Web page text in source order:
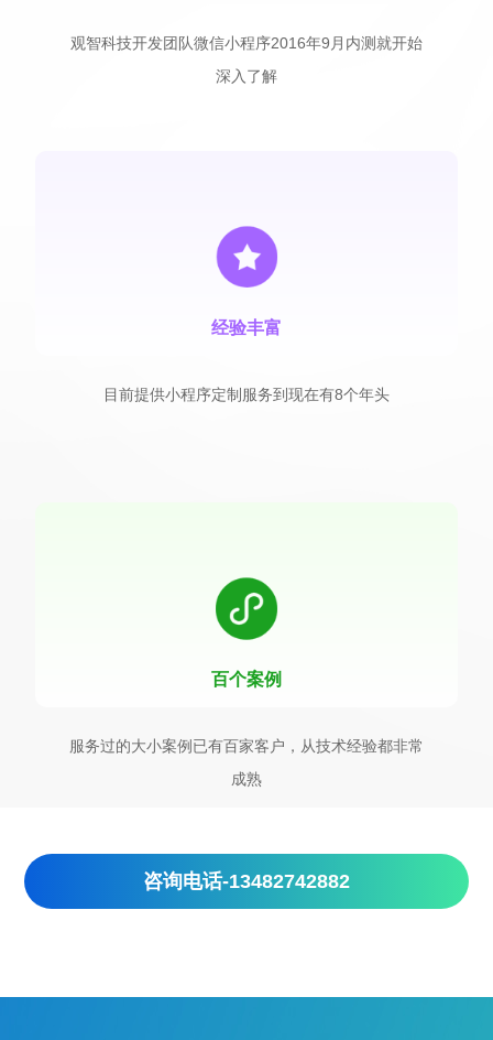
观智科技开发团队微信小程序2016年9月内测就开始
深入了解
经验丰富
目前提供小程序定制服务到现在有8个年头
百个案例
服务过的大小案例已有百家客户，从技术经验都非常
成熟
咨询电话-13482742882